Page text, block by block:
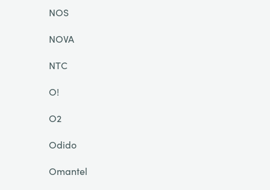
NOS
NOVA
NTC
O!
O2
Odido
Omantel